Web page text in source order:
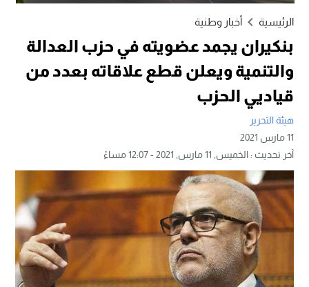
الرئيسية أخبار وطنية
بنكيران يجمد عضويته في حزب العدالة
والتنمية ويعلن قطع علاقاته بعدد من
قياديي الحزب
هيئة التحرير
11 مارس 2021
آخر تحديث :الخميس, 11 مارس, 2021 - 12:07 مساءً